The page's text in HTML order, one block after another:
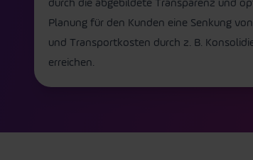
durch die abgebildete Transparenz und
Planung für den Kunden eine Senkung
und Transportkosten durch z. B.
erreichen.